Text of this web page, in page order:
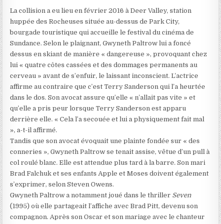
La collision a eu lieu en février 2016 à Deer Valley, station
huppée des Rocheuses située au-dessus de Park City,
bourgade touristique qui accueille le festival du cinéma de
Sundance. Selon le plaignant, Gwyneth Paltrow lui a foncé
dessus en skiant de manière « dangereuse », provoquant chez
lui « quatre côtes cassées et des dommages permanents au
cerveau » avant de s’enfuir, le laissant inconscient. L’actrice
affirme au contraire que c’est Terry Sanderson qui l’a heurtée
dans le dos. Son avocat assure qu’elle « n’allait pas vite » et
qu’elle a pris peur lorsque Terry Sanderson est apparu
derrière elle. « Cela l’a secouée et lui a physiquement fait mal
», a-t-il affirmé.
Tandis que son avocat évoquait une plainte fondée sur « des
conneries », Gwyneth Paltrow se tenait assise, vêtue d’un pull à
col roulé blanc. Elle est attendue plus tard à la barre. Son mari
Brad Falchuk et ses enfants Apple et Moses doivent également
s’exprimer, selon Steven Owens.
Gwyneth Paltrow a notamment joué dans le thriller Seven
(1995) où elle partageait l’affiche avec Brad Pitt, devenu son
compagnon. Après son Oscar et son mariage avec le chanteur